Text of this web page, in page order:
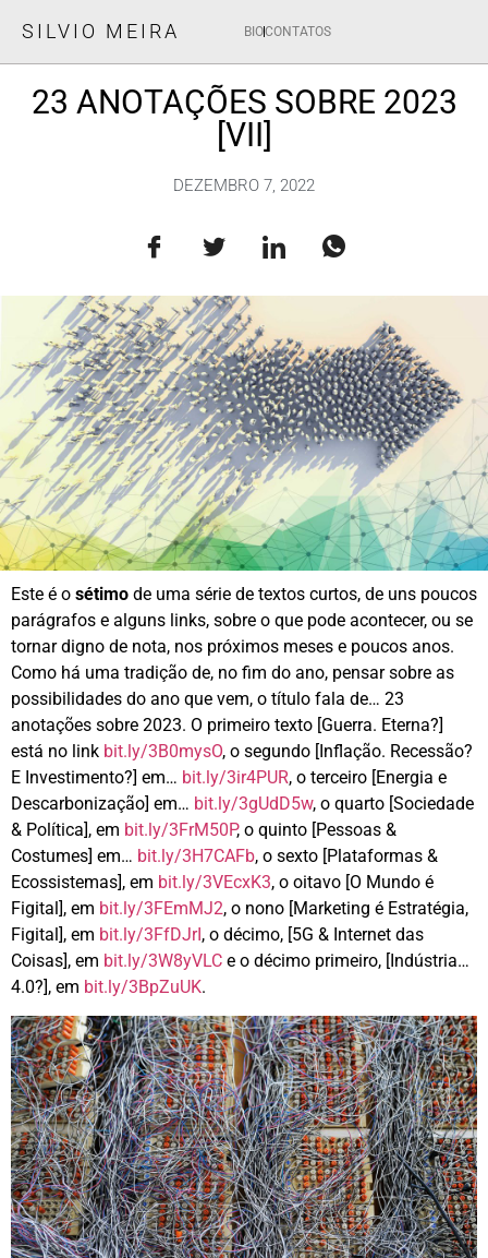
SILVIO MEIRA BIOCONTATOS
23 ANOTAÇÕES SOBRE 2023
[VII]
DEZEMBRO 7, 2022
Este é o sétimo de uma série de textos curtos, de uns poucos
parágrafos e alguns links, sobre o que pode acontecer, ou se
tornar digno de nota, nos próximos meses e poucos anos.
Como há uma tradição de, no fim do ano, pensar sobre as
possibilidades do ano que vem, o título fala de… 23
anotações sobre 2023. O primeiro texto [Guerra. Eterna?]
está no link bit.ly/3B0mysO, o segundo [Inflação. Recessão?
E Investimento?] em… bit.ly/3ir4PUR, o terceiro [Energia e
Descarbonização] em… bit.ly/3gUdD5w, o quarto [Sociedade
& Política], em bit.ly/3FrM50P, o quinto [Pessoas &
Costumes] em… bit.ly/3H7CAFb, o sexto [Plataformas &
Ecossistemas], em bit.ly/3VEcxK3, o oitavo [O Mundo é
Figital], em bit.ly/3FEmMJ2, o nono [Marketing é Estratégia,
Figital], em bit.ly/3FfDJrI, o décimo, [5G & Internet das
Coisas], em bit.ly/3W8yVLC e o décimo primeiro, [Indústria…
4.0?], em bit.ly/3BpZuUK.